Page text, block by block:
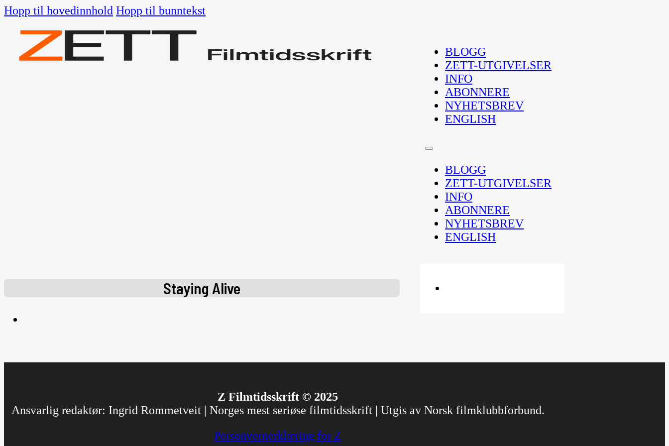
Hopp til hovedinnhold Hopp til bunntekst
BLOGG
ZETT-UTGIVELSER
INFO
ABONNERE
NYHETSBREV
ENGLISH
BLOGG
ZETT-UTGIVELSER
INFO
ABONNERE
NYHETSBREV
ENGLISH
Staying Alive
Z Filmtidsskrift © 2025
Ansvarlig redaktør: Ingrid Rommetveit | Norges mest seriøse filmtidsskrift | Utgis av Norsk filmklubbforbund.
Personvernerklæring for Z